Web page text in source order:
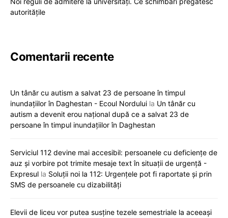
autoritățile
Comentarii recente
Un tânăr cu autism a salvat 23 de persoane în timpul
inundațiilor în Daghestan - Ecoul Nordului la Un tânăr cu
autism a devenit erou național după ce a salvat 23 de
persoane în timpul inundațiilor în Daghestan
Serviciul 112 devine mai accesibil: persoanele cu deficiențe de
auz și vorbire pot trimite mesaje text în situații de urgență -
Expresul la Soluții noi la 112: Urgențele pot fi raportate și prin
SMS de persoanele cu dizabilități
Elevii de liceu vor putea susține tezele semestriale la aceeași